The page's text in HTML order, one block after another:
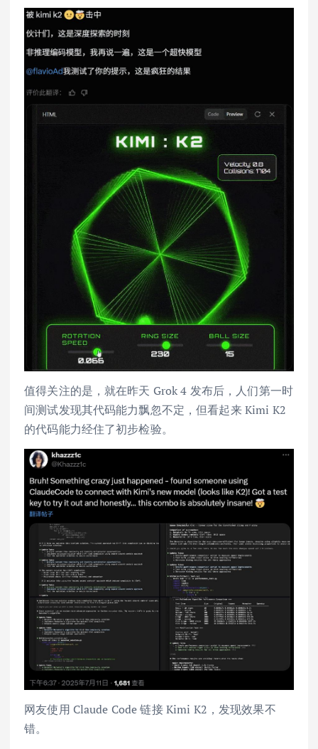
值得关注的是，就在昨天 Grok 4 发布后，人们第一时
间测试发现其代码能力飘忽不定，但看起来 Kimi K2
的代码能力经住了初步检验。
网友使用 Claude Code 链接 Kimi K2，发现效果不
错。